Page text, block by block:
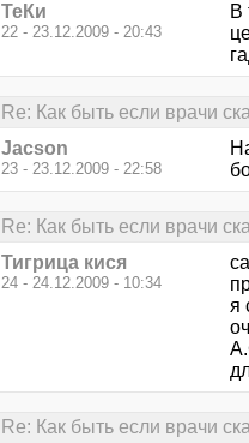
ТеКи
22 - 23.12.2009 - 20:43
В
Re: Как быть если врачи
Jacson
23 - 23.12.2009 - 22:58
Re: Как быть если врачи
Тигрица кися
24 - 24.12.2009 - 10:34
я
Re: Как быть если врачи